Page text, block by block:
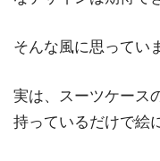
そんな風に思ってい
実は、スーツケース
持っているだけで絵